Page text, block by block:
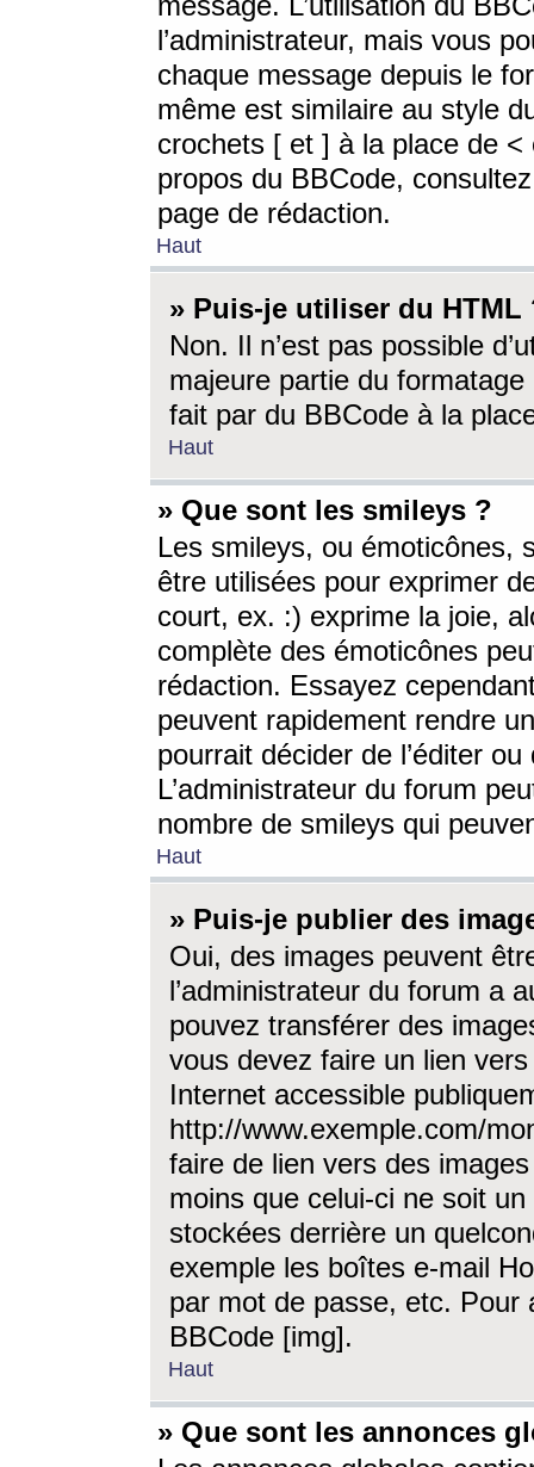
l’administrateur, mais vous
chaque message depuis le
même est similaire au style
crochets [ et ] à la place de <
propos du BBCode,
page de rédaction.
Haut
» Puis-je utiliser du HTML
Non. Il n’est pas possible
majeure partie du
fait par du BBCode à la
Haut
» Que sont les smileys ?
Les smileys, ou émoticônes,
être utilisées pour exprimer
court, ex. :) exprime la joie,
complète des émoticônes
rédaction. Essayez
peuvent rapidement rendre
pourrait décider de l’éditer
L’administrateur du forum
nombre de smileys qui
Haut
» Puis-je publier des
Oui, des images peuvent
l’administrateur du forum a
pouvez transférer des
vous devez faire un lien
Internet accessible
http://www.exemple.com/
faire de lien vers des
moins que celui-ci ne soit
stockées derrière un
exemple les boîtes e-mail
par mot de passe, etc. Pour
BBCode [img].
Haut
» Que sont les annonces